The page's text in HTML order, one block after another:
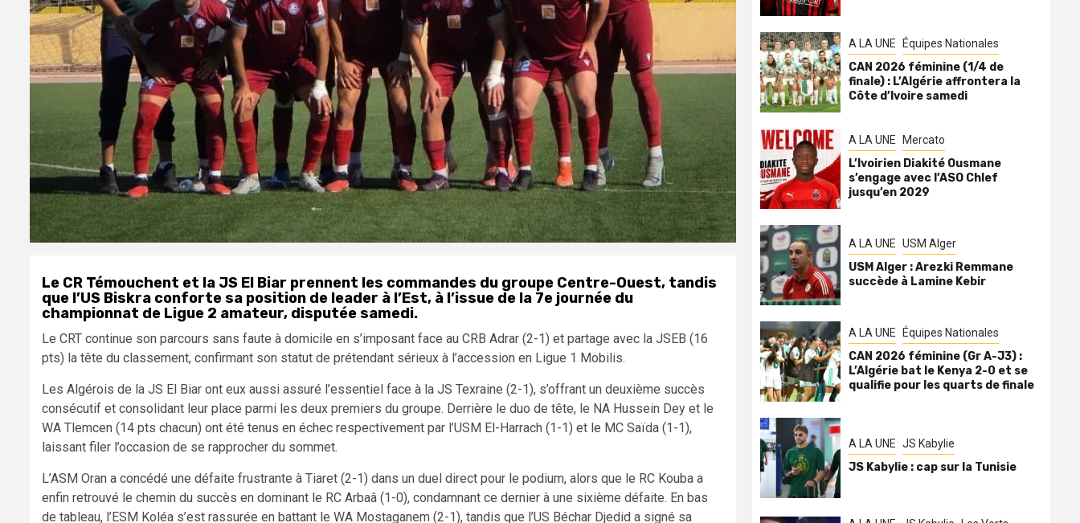
Le CR Témouchent et la JS El Biar prennent les commandes du groupe Centre-Ouest, tandis
que l’US Biskra conforte sa position de leader à l’Est, à l’issue de la 7e journée du
championnat de Ligue 2 amateur, disputée samedi.
Le CRT continue son parcours sans faute à domicile en s’imposant face au CRB Adrar (2-1) et partage avec la JSEB (16
pts) la tête du classement, confirmant son statut de prétendant sérieux à l’accession en Ligue 1 Mobilis.
Les Algérois de la JS El Biar ont eux aussi assuré l’essentiel face à la JS Texraine (2-1), s’offrant un deuxième succès
consécutif et consolidant leur place parmi les deux premiers du groupe. Derrière le duo de tête, le NA Hussein Dey et le
WA Tlemcen (14 pts chacun) ont été tenus en échec respectivement par l’USM El-Harrach (1-1) et le MC Saïda (1-1),
laissant filer l’occasion de se rapprocher du sommet.
L’ASM Oran a concédé une défaite frustrante à Tiaret (2-1) dans un duel direct pour le podium, alors que le RC Kouba a
enfin retrouvé le chemin du succès en dominant le RC Arbaâ (1-0), condamnant ce dernier à une sixième défaite. En bas
de tableau, l’ESM Koléa s’est rassurée en battant le WA Mostaganem (2-1), tandis que l’US Béchar Djedid a signé sa
A LA UNE Équipes Nationales
CAN 2026 féminine (1/4 de
finale) : L’Algérie affrontera la
Côte d’Ivoire samedi
A LA UNE Mercato
L’Ivoirien Diakité Ousmane
s’engage avec l’ASO Chlef
jusqu’en 2029
A LA UNE USM Alger
USM Alger : Arezki Remmane
succède à Lamine Kebir
A LA UNE Équipes Nationales
CAN 2026 féminine (Gr A-J3) :
L’Algérie bat le Kenya 2-0 et se
qualifie pour les quarts de finale
A LA UNE JS Kabylie
JS Kabylie : cap sur la Tunisie